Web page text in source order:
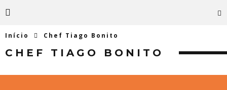
Início Chef Tiago Bonito
CHEF TIAGO BONITO